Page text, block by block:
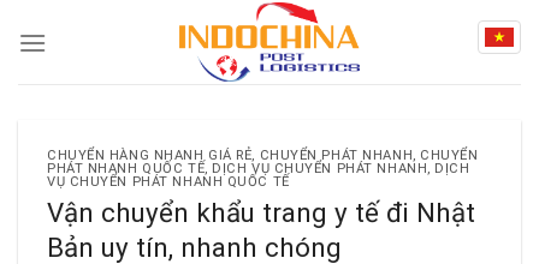
CHUYỂN HÀNG NHANH GIÁ RẺ, CHUYỂN PHÁT NHANH, CHUYỂN
PHÁT NHANH QUỐC TẾ, DỊCH VỤ CHUYỂN PHÁT NHANH, DỊCH
VỤ CHUYỂN PHÁT NHANH QUỐC TẾ
Vận chuyển khẩu trang y tế đi Nhật
Bản uy tín, nhanh chóng